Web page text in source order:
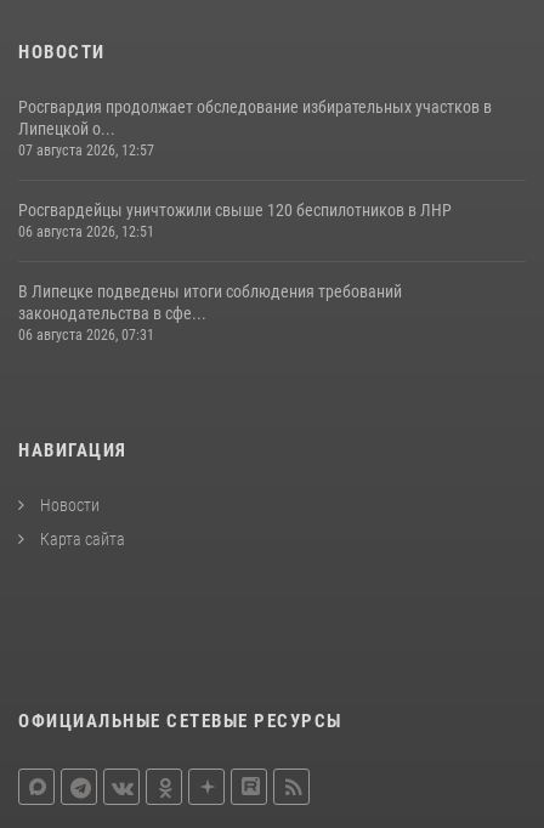
НОВОСТИ
Росгвардия продолжает обследование избирательных участков в
Липецкой о...
07 августа 2026, 12:57
Росгвардейцы уничтожили свыше 120 беспилотников в ЛНР
06 августа 2026, 12:51
В Липецке подведены итоги соблюдения требований
законодательства в сфе...
06 августа 2026, 07:31
НАВИГАЦИЯ
Новости
Карта сайта
ОФИЦИАЛЬНЫЕ СЕТЕВЫЕ РЕСУРСЫ